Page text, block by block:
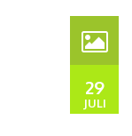
29
JULI